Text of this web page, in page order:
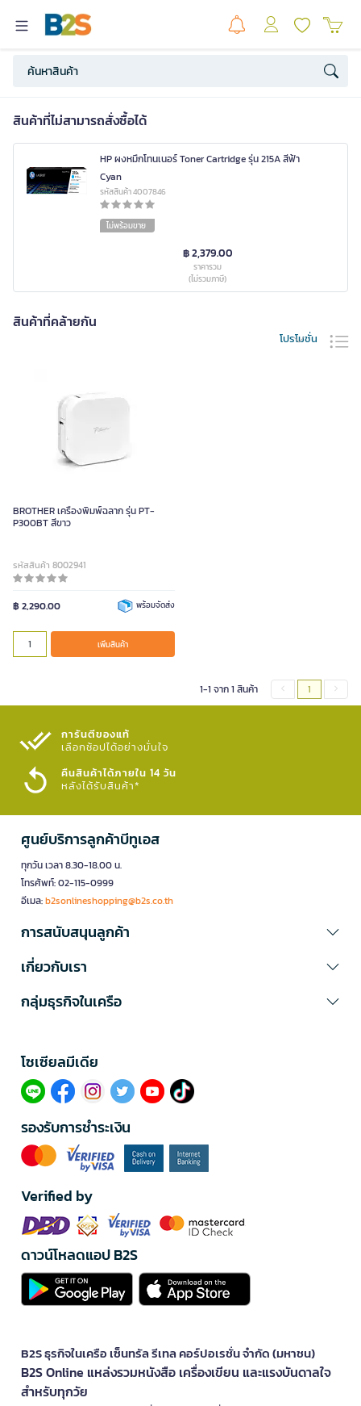
สินค้าที่ไม่สามารถสั่งซื้อได้
HP ผงหมึกโทนเนอร์ Toner Cartridge รุ่น 215A สีฟ้า
Cyan
รหัสสินค้า 4007846
ไม่พร้อมขาย
฿ 2,379.00
ราคารวม
(ไม่รวมภาษี)
สินค้าที่คล้ายกัน
โปรโมชั่น
BROTHER เครื่องพิมพ์ฉลาก รุ่น PT-
P300BT สีขาว
รหัสสินค้า 8002941
฿ 2,290.00 พร้อมจัดส่ง
เพิ่มสินค้า
1-1 จาก 1 สินค้า 1
การันตีของแท้
เลือกช้อปได้อย่างมั่นใจ​
คืนสินค้าได้ภายใน 14 วัน
หลังได้รับสินค้า*
ศูนย์บริการลูกค้าบีทูเอส
ทุกวัน เวลา 8.30-18.00 น.
โทรศัพท์: 02-115-0999
อีเมล:b2sonlineshopping@b2s.co.th
การสนับสนุนลูกค้า
เกี่ยวกับเรา
กลุ่มธุรกิจในเครือ
โซเซียลมีเดีย​
รองรับการชำระเงิน
Verified by
ดาวน์โหลดแอป B2S
B2S ธุรกิจในเครือ เซ็นทรัล รีเทล คอร์ปอเรชั่น จำกัด (มหาชน)
B2S Online แหล่งรวมหนังสือ เครื่องเขียน และแรงบันดาลใจ
สำหรับทุกวัย